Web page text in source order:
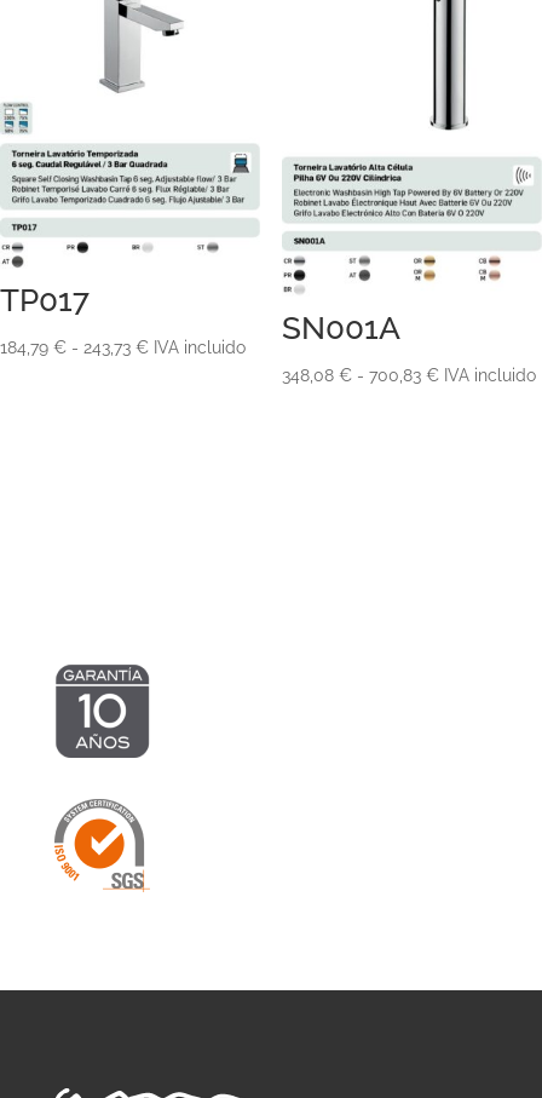
TP017
184,79 € - 243,73 €Rango
IVA incluido
SN001A
348,08 € - 700,83 €Rango
IVA incluido